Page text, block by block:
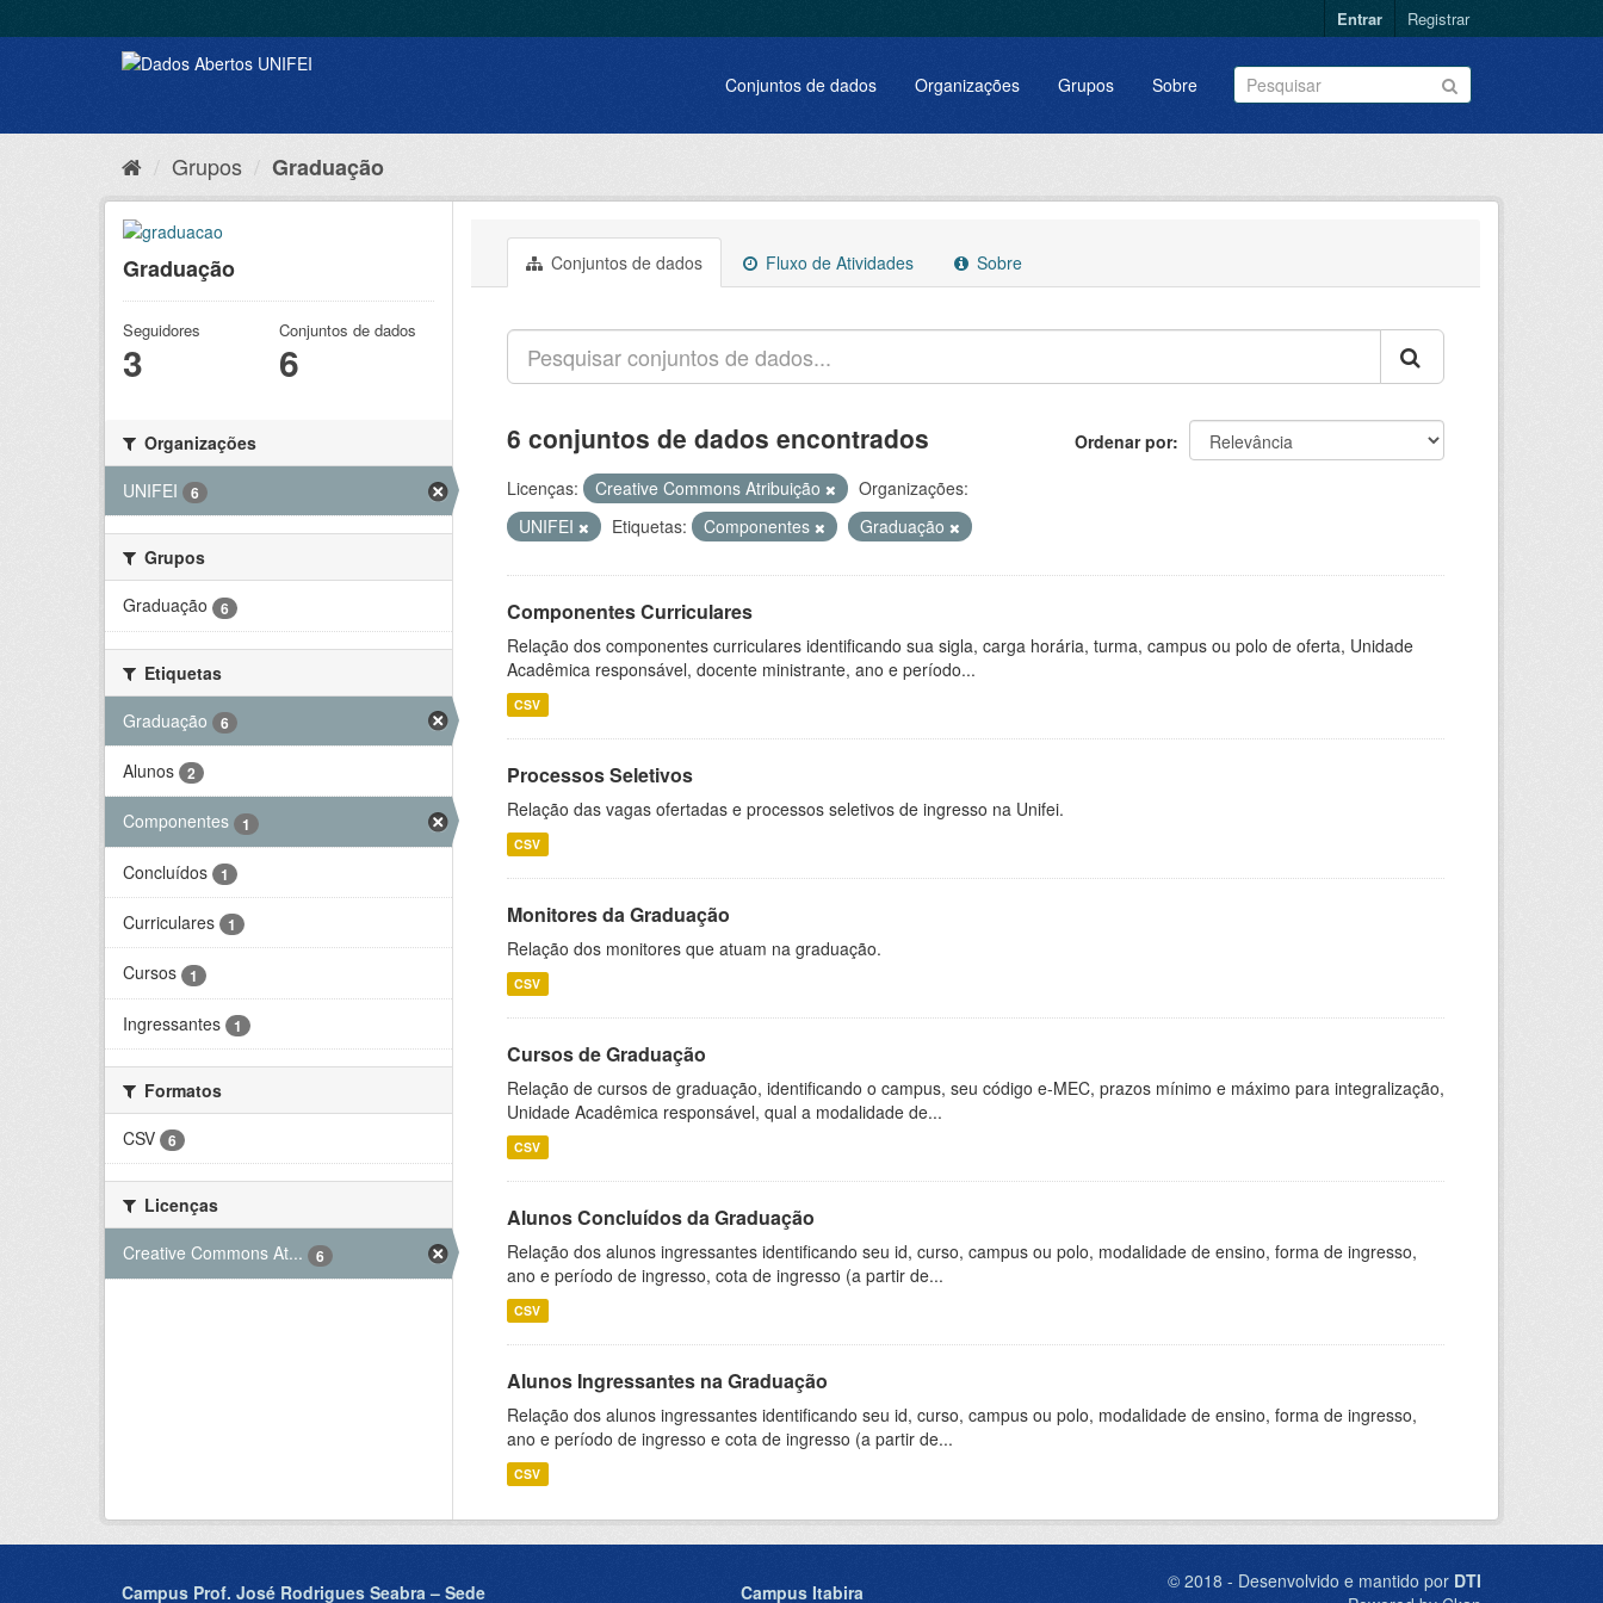
Entrar Registrar
Conjuntos de dados Organizações Grupos Sobre
Grupos Graduação
Graduação
Seguidores
3
Conjuntos de dados
6
Organizações
UNIFEI
6
Grupos
Graduação
6
Etiquetas
Graduação
6
Alunos 2
Componentes 1
Concluídos 1
Curriculares 1
Cursos 1
Ingressantes 1
Formatos
CSV
6
Licenças
Creative Commons At...
6
Conjuntos de dados Fluxo de Atividades Sobre
Ordenar por
6 conjuntos de dados encontrados
Licenças: Creative Commons Atribuição
Organizações:
UNIFEI
Etiquetas: Componentes Graduação
Componentes Curriculares
Relação dos componentes curriculares identificando sua sigla, carga horária, turma, campus ou polo de oferta, Unidade
Acadêmica responsável, docente ministrante, ano e período...
CSV
Processos Seletivos
Relação das vagas ofertadas e processos seletivos de ingresso na Unifei.
CSV
Monitores da Graduação
Relação dos monitores que atuam na graduação.
CSV
Cursos de Graduação
Relação de cursos de graduação, identificando o campus, seu código e-MEC, prazos mínimo e máximo para integralização,
Unidade Acadêmica responsável, qual a modalidade de...
CSV
Alunos Concluídos da Graduação
Relação dos alunos ingressantes identificando seu id, curso, campus ou polo, modalidade de ensino, forma de ingresso,
ano e período de ingresso, cota de ingresso (a partir de...
CSV
Alunos Ingressantes na Graduação
Relação dos alunos ingressantes identificando seu id, curso, campus ou polo, modalidade de ensino, forma de ingresso,
ano e período de ingresso e cota de ingresso (a partir de...
CSV
Campus Prof. José Rodrigues Seabra – Sede Campus Itabira © 2018 - Desenvolvido e mantido por DTI